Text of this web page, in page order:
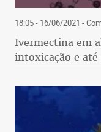
18:05 - 16/06/2021 -
Ivermectina em
intoxicação e até